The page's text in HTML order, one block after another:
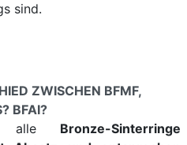
sind.
ZWISCHEN BFMF,
BFAI?
alle Bronze-Sinterringe